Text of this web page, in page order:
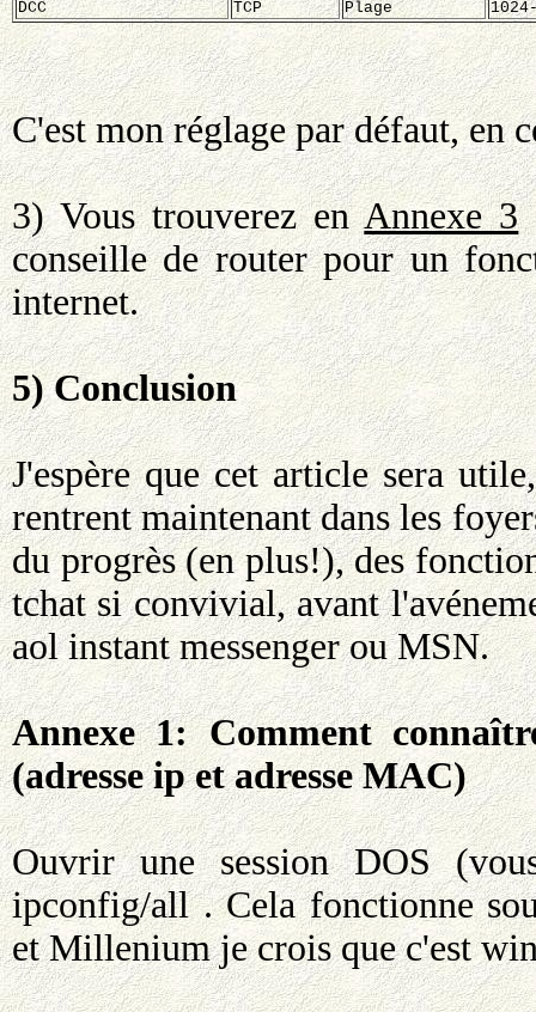
DCC TCP Plage
C'est mon réglage par défaut, en
3) Vous trouverez enAnnexe 3
conseille de router pour un
internet.
5) Conclusion
J'espère que cet article sera
rentrent maintenant dans les
du progrès (en plus!), des
tchat si convivial, avant
aol instant messenger ou MSN.
Annexe 1: Comment
(adresse ip et adresse MAC)
Ouvrir une session DOS
ipconfig/all . Cela fonctionne
et Millenium je crois que c'est